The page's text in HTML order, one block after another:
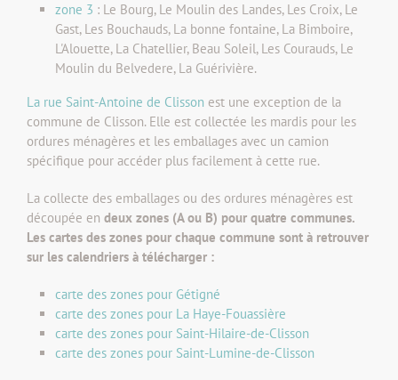
zone 3 : Le Bourg, Le Moulin des Landes, Les Croix, Le
Gast, Les Bouchauds, La bonne fontaine, La Bimboire,
L'Alouette, La Chatellier, Beau Soleil, Les Courauds, Le
Moulin du Belvedere, La Guérivière.
La rue Saint-Antoine de Clisson est une exception de la
commune de Clisson. Elle est collectée les mardis pour les
ordures ménagères et les emballages avec un camion
spécifique pour accéder plus facilement à cette rue.
La collecte des emballages ou des ordures ménagères est
découpée en deux zones (A ou B) pour quatre communes.
Les cartes des zones pour chaque commune sont à retrouver
sur les calendriers à télécharger :
carte des zones pour Gétigné
carte des zones pour La Haye-Fouassière
carte des zones pour Saint-Hilaire-de-Clisson
carte des zones pour Saint-Lumine-de-Clisson